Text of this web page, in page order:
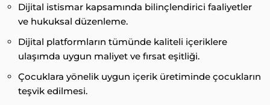
Dijital istismar kapsamında bilinçlendirici faaliyetler
ve hukuksal düzenleme.
Dijital platformların tümünde kaliteli içeriklere
ulaşımda uygun maliyet ve fırsat eşitliği.
Çocuklara yönelik uygun içerik üretiminde çocukların
teşvik edilmesi.